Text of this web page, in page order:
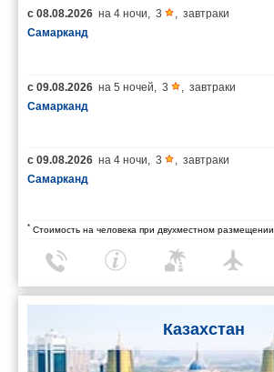
с 08.08.2026 на 4 ночи, 3 , завтраки
Самарканд
с 09.08.2026 на 5 ночей, 3 , завтраки
Самарканд
с 09.08.2026 на 4 ночи, 3 , завтраки
Самарканд
* Стоимость на человека при двухместном размещении
Казахстан